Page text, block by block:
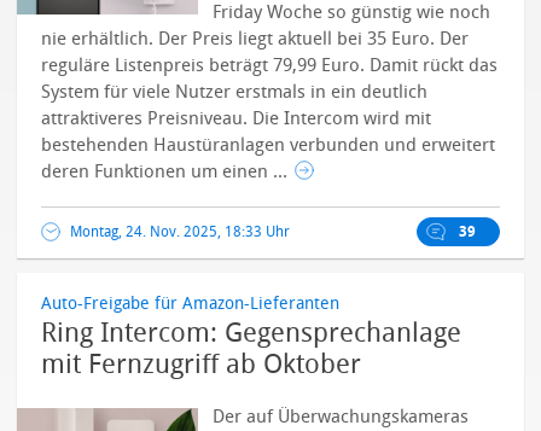
Friday Woche so günstig wie noch
nie erhältlich. Der Preis liegt aktuell bei 35 Euro. Der
reguläre Listenpreis beträgt 79,99 Euro. Damit rückt das
System für viele Nutzer erstmals in ein deutlich
attraktiveres Preisniveau. Die Intercom wird mit
bestehenden Haustüranlagen verbunden und erweitert
deren Funktionen um einen ...
Montag, 24. Nov. 2025, 18:33 Uhr 39
Auto-Freigabe für Amazon-Lieferanten
Ring Intercom: Gegensprechanlage
mit Fernzugriff ab Oktober
Der auf Überwachungskameras